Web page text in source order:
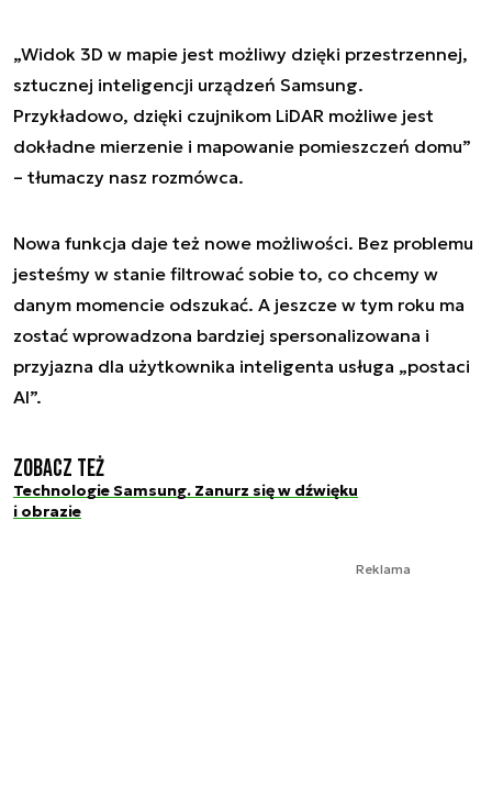
„Widok 3D w mapie jest możliwy dzięki przestrzennej,
sztucznej inteligencji urządzeń Samsung.
Przykładowo, dzięki czujnikom LiDAR możliwe jest
dokładne mierzenie i mapowanie pomieszczeń domu”
– tłumaczy nasz rozmówca.
Nowa funkcja daje też nowe możliwości. Bez problemu
jesteśmy w stanie filtrować sobie to, co chcemy w
danym momencie odszukać. A jeszcze w tym roku ma
zostać wprowadzona bardziej spersonalizowana i
przyjazna dla użytkownika inteligenta usługa „postaci
AI”.
Zobacz też
Technologie Samsung. Zanurz się w dźwięku
i obrazie
Reklama